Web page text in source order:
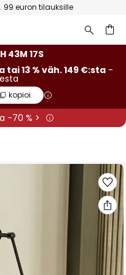
43M 16S
tai 13 % väh. 149 €:sta -
kopioi
-70 % >